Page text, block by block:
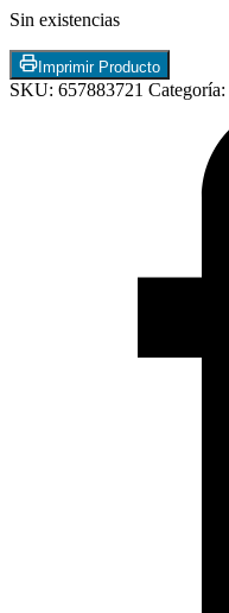
Sin existencias
Imprimir Producto
SKU: 657883721 Categoría: